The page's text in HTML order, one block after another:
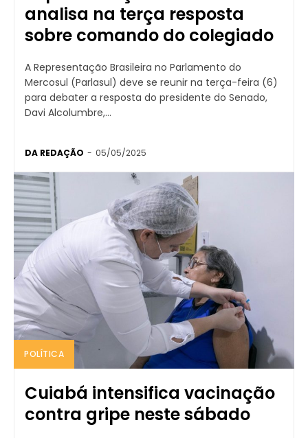
analisa na terça resposta
sobre comando do colegiado
A Representação Brasileira no Parlamento do
Mercosul (Parlasul) deve se reunir na terça-feira (6)
para debater a resposta do presidente do Senado,
Davi Alcolumbre,...
DA REDAÇÃO - 05/05/2025
POLÍTICA
Cuiabá intensifica vacinação
contra gripe neste sábado